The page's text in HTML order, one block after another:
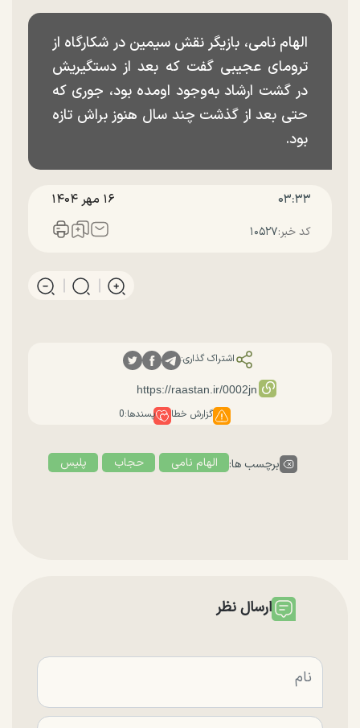
الهام نامی، بازیگر نقش سیمین در شکارگاه از
ترومای عجیبی گفت که بعد از دستگیریش
در گشت ارشاد به‌وجود اومده بود، جوری که
حتی بعد از گذشت چند سال هنوز براش تازه
بود.
۰۳:۳۳ ۱۶ مهر ۱۴۰۴
کد خبر:۱۰۵۲۷
اشتراک گذاری:
گزارش خطا پسندها:0
برچسب ها: الهام نامی حجاب پلیس
ارسال نظر